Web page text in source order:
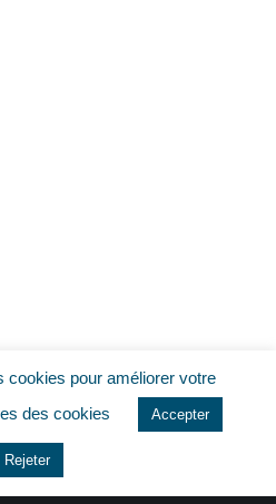
cookies pour améliorer votre
des cookies Accepter
Rejeter